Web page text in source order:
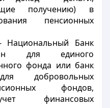
получению) в
пенсионных
Национальный Банк
для единого
фонда или банк
добровольных
фондов,
финансовых